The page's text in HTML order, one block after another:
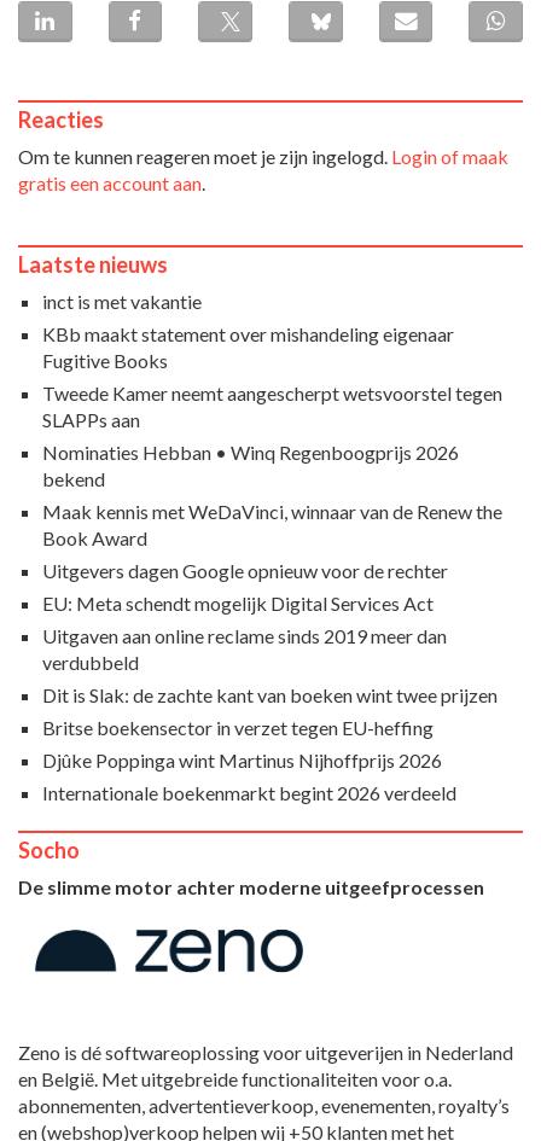
Reacties
Om te kunnen reageren moet je zijn ingelogd. Login of maak
gratis een account aan.
Laatste nieuws
inct is met vakantie
KBb maakt statement over mishandeling eigenaar
Fugitive Books
Tweede Kamer neemt aangescherpt wetsvoorstel tegen
SLAPPs aan
Nominaties Hebban • Winq Regenboogprijs 2026
bekend
Maak kennis met WeDaVinci, winnaar van de Renew the
Book Award
Uitgevers dagen Google opnieuw voor de rechter
EU: Meta schendt mogelijk Digital Services Act
Uitgaven aan online reclame sinds 2019 meer dan
verdubbeld
Dit is Slak: de zachte kant van boeken wint twee prijzen
Britse boekensector in verzet tegen EU-heffing
Djûke Poppinga wint Martinus Nijhoffprijs 2026
Internationale boekenmarkt begint 2026 verdeeld
Socho
De slimme motor achter moderne uitgeefprocessen
Zeno is dé softwareoplossing voor uitgeverijen in Nederland
en België. Met uitgebreide functionaliteiten voor o.a.
abonnementen, advertentieverkoop, evenementen, royalty’s
en (webshop)verkoop helpen wij +50 klanten met het